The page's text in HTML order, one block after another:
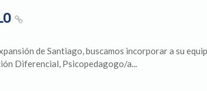
de Santiago, buscamos incorporar a su
Diferencial, Psicopedagogo/a...